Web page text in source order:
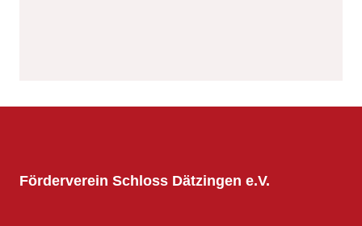
Förderverein Schloss Dätzingen e.V.